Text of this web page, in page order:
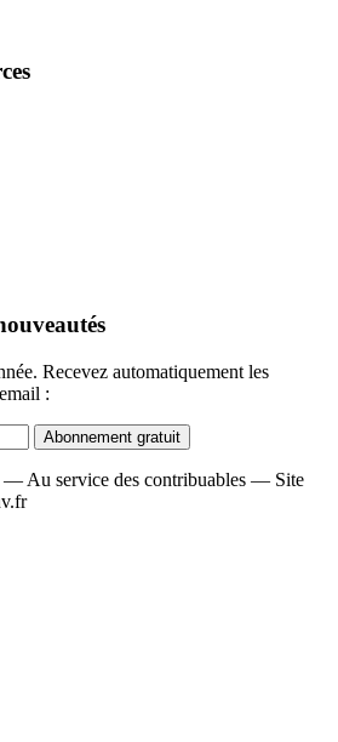
Recevez automatiquement les
:
Abonnement gratuit
Au service des contribuables — Site